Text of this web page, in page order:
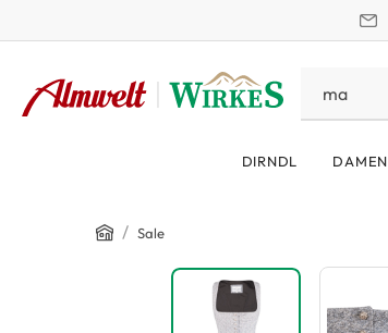
DIRNDL DAMEN
Home
/ Sale
Bildergalerie überspringen